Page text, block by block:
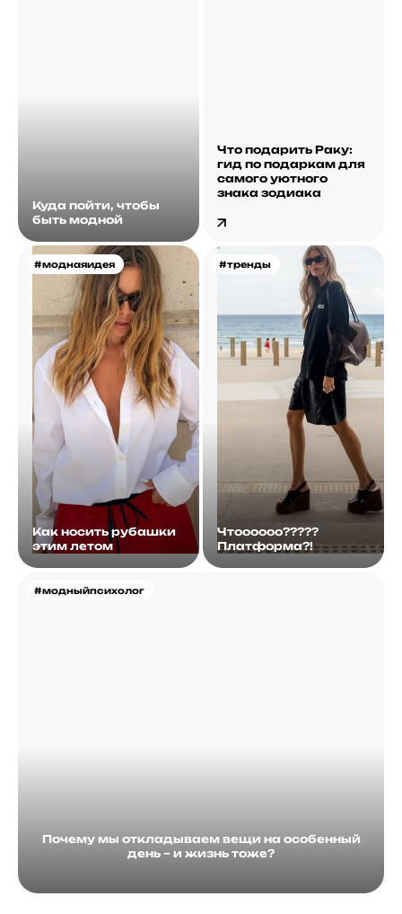
Куда пойти, чтобы
быть модной
Что подарить Раку:
гид по подаркам для
самого уютного
знака зодиака
#моднаяидея
Как носить рубашки
этим летом
#тренды
Чтоооооо?????
Платформа?!
#модныйпсихолог
Почему мы откладываем вещи на особенный
день – и жизнь тоже?